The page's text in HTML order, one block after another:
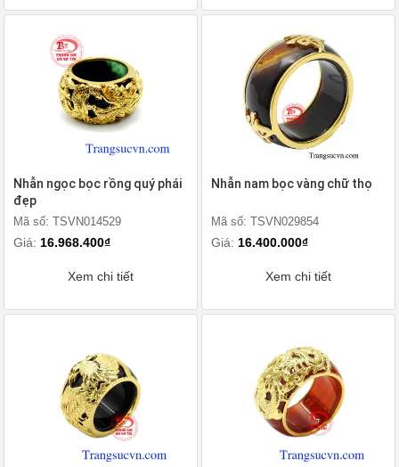
Nhẫn ngọc bọc rồng quý phái
đẹp
Mã số: TSVN014529
Giá: 16.968.400₫
Xem chi tiết
Nhẫn nam bọc vàng chữ thọ
Mã số: TSVN029854
Giá: 16.400.000₫
Xem chi tiết